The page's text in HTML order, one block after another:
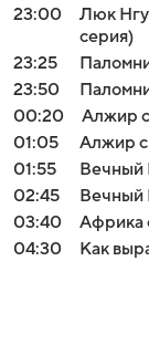
23:00
Люк
серия)
23:25
23:50
00:20
Алжир с
01:05
Алжир с
01:55
Вечный
02:45
Вечный
03:40
Африка
04:30
Как